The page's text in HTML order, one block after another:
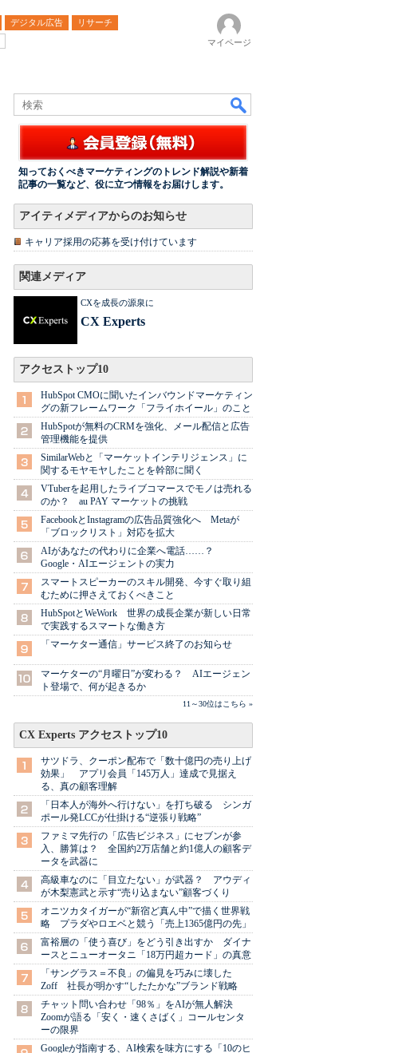
デジタル広告
リサーチ
マイページ
知っておくべきマーケティングのトレンド解説や新着
記事の一覧など、役に立つ情報をお届けします。
アイティメディアからのお知らせ
キャリア採用の応募を受け付けています
関連メディア
CXを成長の源泉に
CX Experts
アクセストップ10
HubSpot CMOに聞いたインバウンドマーケティン
グの新フレームワーク「フライホイール」のこと
HubSpotが無料のCRMを強化、メール配信と広告
管理機能を提供
SimilarWebと「マーケットインテリジェンス」に
関するモヤモヤしたことを幹部に聞く
VTuberを起用したライブコマースでモノは売れる
のか？ au PAY マーケットの挑戦
FacebookとInstagramの広告品質強化へ Metaが
「ブロックリスト」対応を拡大
AIがあなたの代わりに企業へ電話……？
Google・AIエージェントの実力
スマートスピーカーのスキル開発、今すぐ取り組
むために押さえておくべきこと
HubSpotとWeWork 世界の成長企業が新しい日常
で実践するスマートな働き方
「マーケター通信」サービス終了のお知らせ
マーケターの“月曜日”が変わる？ AIエージェン
ト登場で、何が起きるか
11～30位はこちら »
CX Experts アクセストップ10
サツドラ、クーポン配布で「数十億円の売り上げ
効果」 アプリ会員「145万人」達成で見据え
る、真の顧客理解
「日本人が海外へ行けない」を打ち破る シンガ
ポール発LCCが仕掛ける“逆張り戦略”
ファミマ先行の「広告ビジネス」にセブンが参
入、勝算は？ 全国約2万店舗と約1億人の顧客デ
ータを武器に
高級車なのに「目立たない」が武器？ アウディ
が木梨憲武と示す“売り込まない”顧客づくり
オニツカタイガーが“新宿ど真ん中”で描く世界戦
略 プラダやロエベと競う「売上1365億円の先」
富裕層の「使う喜び」をどう引き出すか ダイナ
ースとニューオータニ「18万円超カード」の真意
「サングラス＝不良」の偏見を巧みに壊した
Zoff 社長が明かす“したたかな”ブランド戦略
チャット問い合わせ「98％」をAIが無人解決
Zoomが語る「安く・速くさばく」コールセンタ
ーの限界
Googleが指南する、AI検索を味方にする「10のヒ